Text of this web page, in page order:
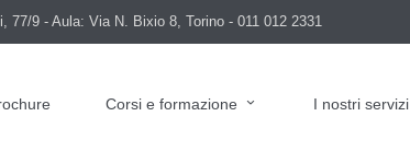
77/9 - Aula: Via N. Bixio 8, Torino - 011 012 2331
Corsi e formazione I nostri servizi